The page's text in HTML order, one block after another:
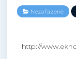
Nezařazené
http://